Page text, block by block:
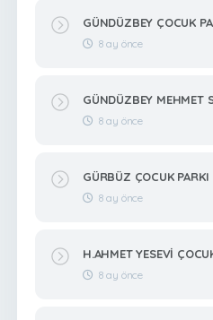
GÜNDÜZBEY ÇOCUK
8 ay önce
GÜNDÜZBEY MEHMET
8 ay önce
GÜRBÜZ ÇOCUK PARKI
8 ay önce
H.AHMET YESEVİ
8 ay önce